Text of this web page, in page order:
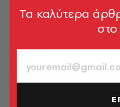
Tα καλύτερα